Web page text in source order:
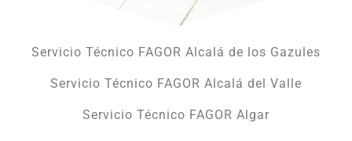
Servicio Técnico FAGOR Alcalá de los Gazules
Servicio Técnico FAGOR Alcalá del Valle
Servicio Técnico FAGOR Algar